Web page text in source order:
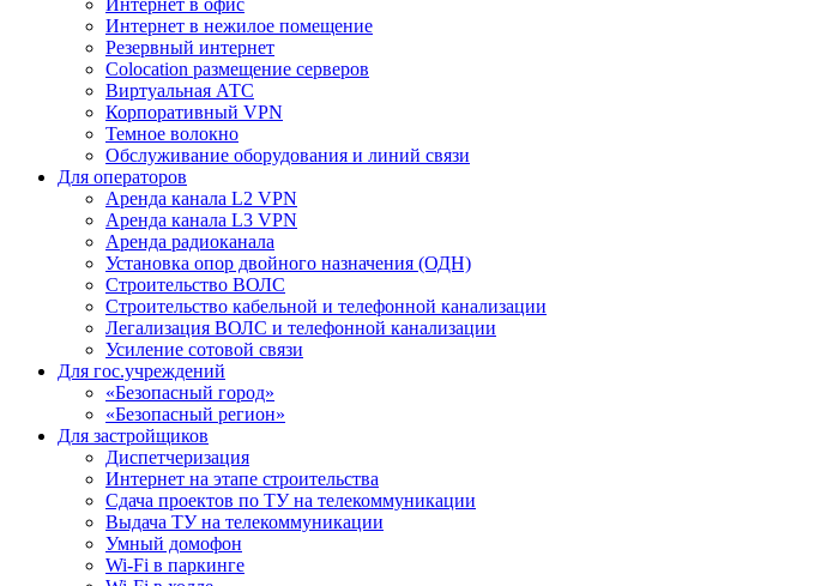
Интернет в офис
Интернет в нежилое помещение
Резервный интернет
Colocation размещение серверов
Виртуальная АТС
Корпоративный VPN
Темное волокно
Обслуживание оборудования и линий связи
Для операторов
Аренда канала L2 VPN
Аренда канала L3 VPN
Аренда радиоканала
Установка опор двойного назначения (ОДН)
Строительство ВОЛС
Строительство кабельной и телефонной канализации
Легализация ВОЛС и телефонной канализации
Усиление сотовой связи
Для гос.учреждений
«Безопасный город»
«Безопасный регион»
Для застройщиков
Диспетчеризация
Интернет на этапе строительства
Сдача проектов по ТУ на телекоммуникации
Выдача ТУ на телекоммуникации
Умный домофон
Wi-Fi в паркинге